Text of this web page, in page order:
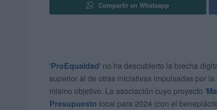
Compartir en Whatsapp
'ProEqualdad' no ha descubierto la brecha
superior al de otras iniciativas impulsadas por la
mismo objetivo. La asociación cuyo proyecto '
Presupuesto local para 2024 (con el